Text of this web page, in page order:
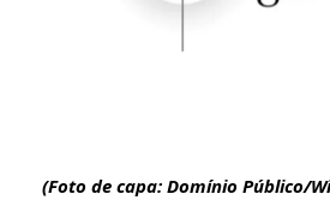
(Foto de capa: Domínio Público/